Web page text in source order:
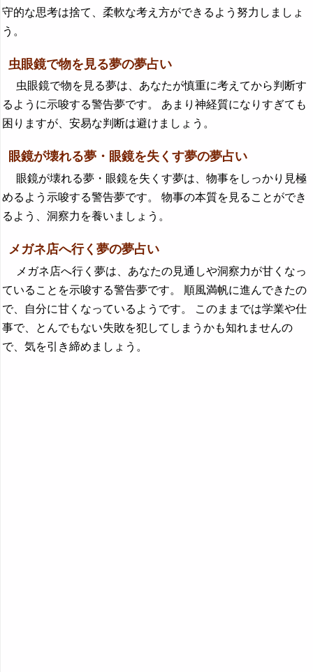
守的な思考は捨て、柔軟な考え方ができるよう努力しましょ
う。
虫眼鏡で物を見る夢の夢占い
虫眼鏡で物を見る夢は、あなたが慎重に考えてから判断す
るように示唆する警告夢です。 あまり神経質になりすぎても
困りますが、安易な判断は避けましょう。
眼鏡が壊れる夢・眼鏡を失くす夢の夢占い
眼鏡が壊れる夢・眼鏡を失くす夢は、物事をしっかり見極
めるよう示唆する警告夢です。 物事の本質を見ることができ
るよう、洞察力を養いましょう。
メガネ店へ行く夢の夢占い
メガネ店へ行く夢は、あなたの見通しや洞察力が甘くなっ
ていることを示唆する警告夢です。 順風満帆に進んできたの
で、自分に甘くなっているようです。 このままでは学業や仕
事で、とんでもない失敗を犯してしまうかも知れませんの
で、気を引き締めましょう。